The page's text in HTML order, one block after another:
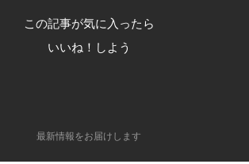
この記事が気に入ったら
いいね！しよう
最新情報をお届けします